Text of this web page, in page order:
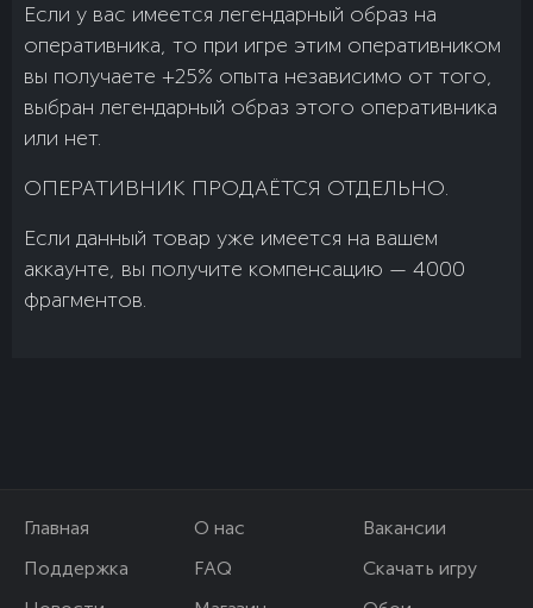
Если у вас имеется легендарный образ на
оперативника, то при игре этим оперативником
вы получаете +25% опыта независимо от того,
выбран легендарный образ этого оперативника
или нет.
ОПЕРАТИВНИК ПРОДАЁТСЯ ОТДЕЛЬНО.
Если данный товар уже имеется на вашем
аккаунте, вы получите компенсацию — 4000
фрагментов.
Главная О нас
Вакансии
Поддержка
FAQ
Скачать игру